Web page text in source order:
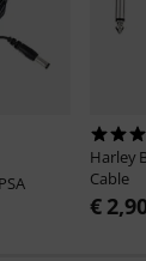
Harley
Cable
€